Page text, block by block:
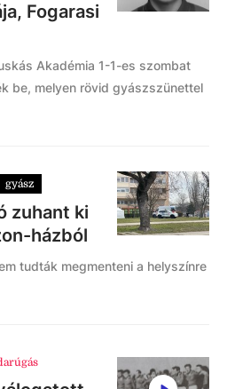
Fogarasi
Akadémia 1-1-es szombat
be, melyen rövid gyászszünettel
gyász
zuhant ki
házból
tudták megmenteni a helyszínre